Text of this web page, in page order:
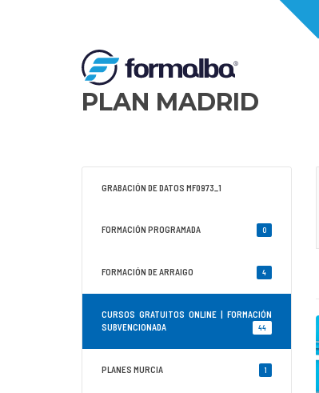
PLAN MADRID
GRABACIÓN DE DATOS MF0973_1
FORMACIÓN PROGRAMADA 0
FORMACIÓN DE ARRAIGO 4
CURSOS GRATUITOS ONLINE | FORMACIÓN
SUBVENCIONADA
44
PLANES MURCIA 1